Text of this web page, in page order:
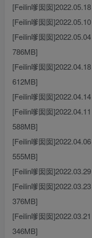
[Feilin嗲囡囡
[Feilin嗲囡囡
[Feilin嗲囡囡
786MB]
[Feilin嗲囡囡
612MB]
[Feilin嗲囡囡
[Feilin嗲囡囡
588MB]
[Feilin嗲囡囡
555MB]
[Feilin嗲囡囡
[Feilin嗲囡囡
376MB]
[Feilin嗲囡囡
346MB]